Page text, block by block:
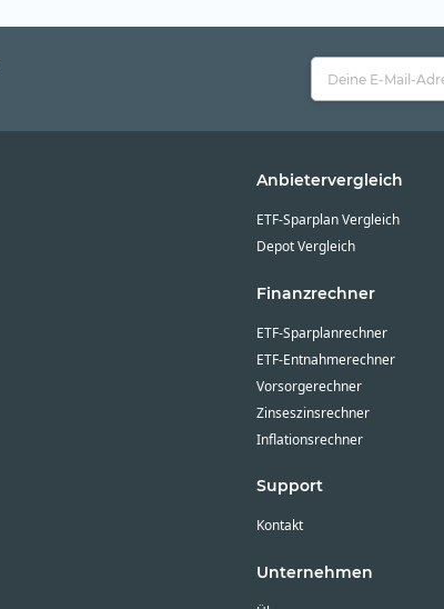
Anbietervergleich
ETF-Sparplan Vergleich
Depot Vergleich
Finanzrechner
ETF-Sparplanrechner
ETF-Entnahmerechner
Vorsorgerechner
Zinseszinsrechner
Inflationsrechner
Support
Kontakt
Unternehmen